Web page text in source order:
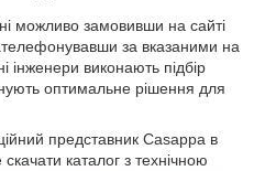
можливо замовивши на сайті
за вказаними на
інженери виконають підбір
оптимальне рішення для
представник Casappa в
каталог з технічною